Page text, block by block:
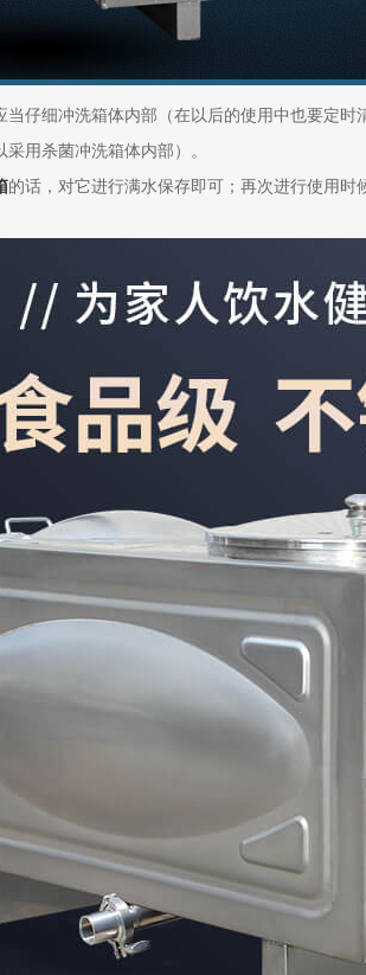
仔细冲洗箱体内部（在以后的使用中也要定
用杀菌冲洗箱体内部）。
的话，对它进行满水保存即可；再次进行使用